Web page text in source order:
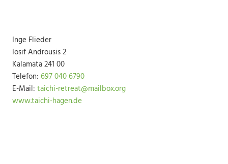
Inge Flieder
Iosif Androusis 2
Kalamata 241 00
Telefon: 697 040 6790
E-Mail: taichi-retreat@mailbox.org
www.taichi-hagen.de